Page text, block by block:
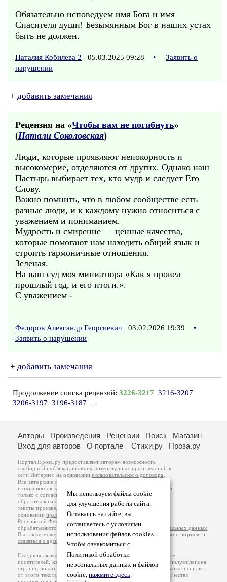
Обязательно исповедуем имя Бога и имя
Спасителя души! Безымянным Бог в наших устах
быть не должен.
Наталия Кобилева 2 05.03.2025 09:28 •
Заявить о
нарушении
+ добавить замечания
Рецензия на «Чтобы вам не погибнуть»
(Натали Соколовская)
Люди, которые проявляют непокорность и
высокомерие, отделяются от других. Однако наш
Пастырь выбирает тех, кто мудр и следует Его
Слову.
Важно помнить, что в любом сообществе есть
разные люди, и к каждому нужно относиться с
уважением и пониманием.
Мудрость и смирение — ценные качества,
которые помогают нам находить общий язык и
строить гармоничные отношения.
Зеленая.
На ваш суд моя миниатюра «Как я провел
прошлый год, и его итоги.».
С уважением -
Федоров Александр Георгиевич 03.02.2026 19:39
•
Заявить о нарушении
+ добавить замечания
Продолжение списка рецензий: 3226-3217 3216-3207
3206-3197 3196-3187 →
Мы используем файлы cookie
для улучшения работы сайта.
Оставаясь на сайте, вы
соглашаетесь с условиями
использования файлов cookies.
Чтобы ознакомиться с
Политикой обработки
персональных данных и файлов
cookie, нажмите здесь.
Авторы Произведения Рецензии Поиск
Магазин
Вход для авторов
О портале Стихи.ру Проза.ру
Портал Проза.ру предоставляет авторам возможность
свободной публикации своих литературных произведений в
сети Интернет на основаниипользовательского договора
Все авторские права на произведения принадлежат авторам
и охраняются законом
. Перепечатка произведений возможна
только с согласия его автора, к которому вы можете
обратиться на его авторской странице. Ответственность за
тексты произведений авторы несут самостоятельно на
основанииправил публикацииизаконодательства
Российской Федерации
обрабатываются на основанииПолитики обработки персональных данных
Вы также можете посмотреть более подробнуюинформацию о портале и
связаться с администрацией
Ежедневная аудитория портала Проза.ру – порядка 100 тысяч
посетителей, которые в общей сумме просматривают более полумиллиона
страниц по данным счетчика посещаемости, который расположен справа
от этого текста. В каждой графе указано по две цифры: количество